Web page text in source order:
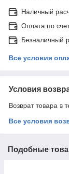
Наличный
Оплата по
Безналичный
Все условия
Условия
Возврат товара в
Все условия
Подобные